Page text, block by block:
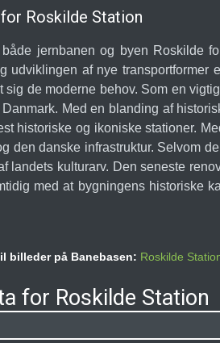
Roskilde Station
både jernbanen og byen Roskilde
udviklingen af nye transportformer
sig de moderne behov. Som en
Med en blanding af
historiske og ikoniske stationer.
den danske infrastruktur. Selvom
landets kulturarv. Den seneste
med at bygningens historiske
billeder på Banebasen: Roskilde
for Roskilde Station